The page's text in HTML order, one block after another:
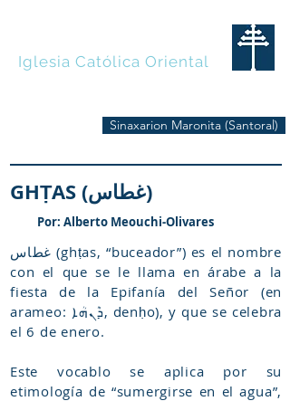
Iglesia Católica Oriental
Sinaxarion Maronita (Santoral)
GHṬAS (غطاس)
Por: Alberto Meouchi-Olivares
غطاس (ghṭas, “buceador”) es el nombre
con el que se le llama en árabe a la
fiesta de la Epifanía del Señor (en
arameo: ܕܶܢܗܳܐ, denḥo), y que se celebra
el 6 de enero.
Este vocablo se aplica por su
etimología de “sumergirse en el agua”,